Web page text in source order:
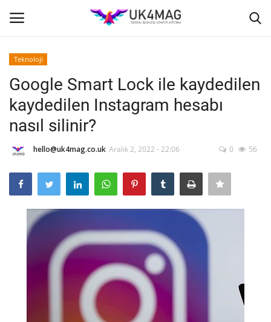
Ana Sayfa
İş Platformu
İş İlanları
Seri İlanlar
Teknoloji
Google Smart Lock ile kaydedilen
kaydedilen Instagram hesabı
nasıl silinir?
hello@uk4mag.co.uk Aralık 2, 2022 - 22:06 0 56